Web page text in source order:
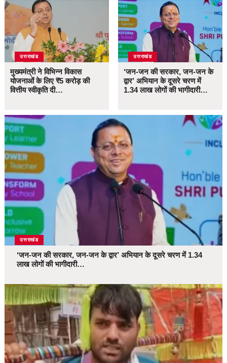
उत्तराखंड
मुख्यमंत्री ने विभिन्न विकास
योजनाओं के लिए ₹5 करोड़ की
वित्तीय स्वीकृति दी…
उत्तराखंड
‘जन-जन की सरकार, जन-जन के
द्वार’ अभियान के दूसरे चरण में
1.34 लाख लोगों की भागीदारी…
उत्तराखंड
‘जन-जन की सरकार, जन-जन के द्वार’ अभियान के दूसरे चरण में 1.34
लाख लोगों की भागीदारी…